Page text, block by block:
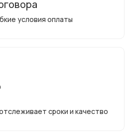
условия оплаты
сроки и качество